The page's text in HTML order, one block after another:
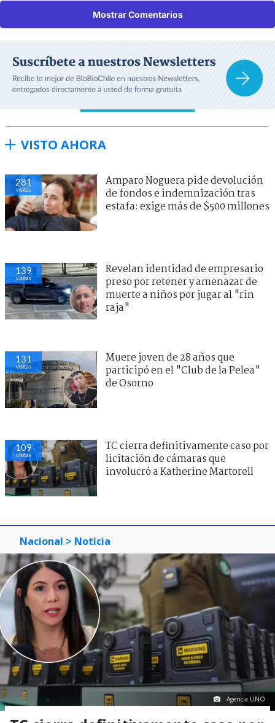
Mostrar Comentarios
VISTO AHORA
281
visitas
Amparo Noguera pide devolución
de fondos e indemnización tras
estafa: exige más de $500 millones
139
visitas
Revelan identidad de empresario
preso por retener y amenazar de
muerte a niños por jugar al "rin
raja"
131
visitas
Muere joven de 28 años que
participó en el "Club de la Pelea"
de Osorno
109
visitas
TC cierra definitivamente caso por
licitación de cámaras que
involucró a Katherine Martorell
Nacional > Noticia
Agencia UNO